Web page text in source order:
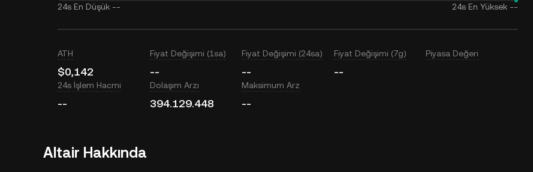
24s En Düşük -- 24s En Yüksek --
ATH
$0,142
Fiyat Değişimi (1sa)
--
Fiyat Değişimi (24sa)
--
Fiyat Değişimi (7g)
--
Piyasa Değeri
24s İşlem Hacmi
--
Dolaşım Arzı
394.129.448
Maksimum Arz
--
Altair Hakkında